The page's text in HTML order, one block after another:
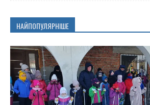
НАЙПОПУЛЯРНІШЕ